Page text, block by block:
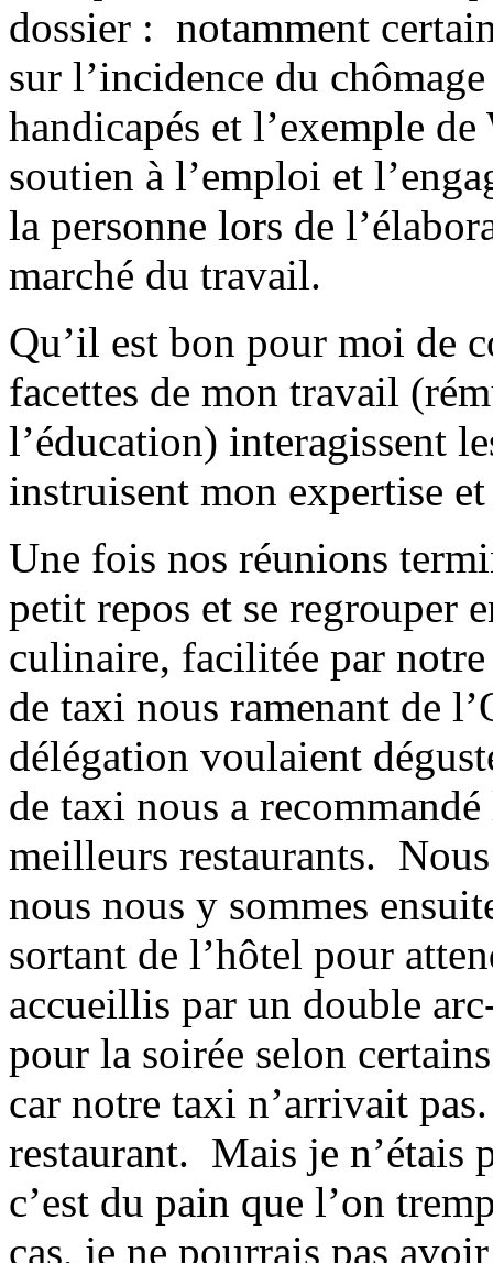
dossier : notamment
sur l’incidence du
handicapés et l’exemple
soutien à l’emploi et
la personne lors de
marché du travail.
Qu’il est bon pour moi de
facettes de mon travail
l’éducation) interagissent
instruisent mon expertise et
Une fois nos réunions
petit repos et se regrouper
culinaire, facilitée par
de taxi nous ramenant de
délégation voulaient
de taxi nous a
meilleurs restaurants.
nous nous y sommes
sortant de l’hôtel pour
accueillis par un double
pour la soirée selon
car notre taxi n’arrivait
restaurant. Mais je n’étais
c’est du pain que l’on
cas, je ne pourrais pas